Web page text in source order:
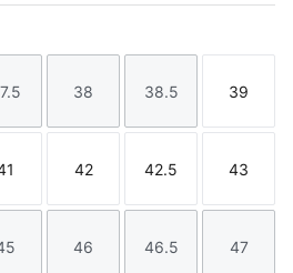
Maat Maat
38
Maat
38.5
Maat
39
Maat Maat
42
Maat
42.5
Maat
43
Maat Maat
46
Maat
46.5
Maat
47